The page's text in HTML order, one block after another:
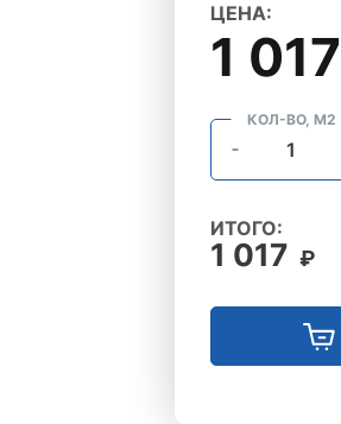
ЦЕНА:
1 017
КОЛ-ВО, М2
ИТОГО:
1 017 ₽